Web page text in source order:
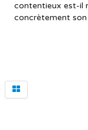
contentieux est-il
concrètement